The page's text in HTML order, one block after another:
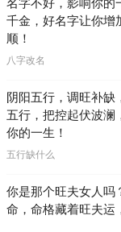
名字不好，影响你的
千金，好名字让你增
顺！
八字改名
阴阳五行，调旺补缺
五行，把控起伏波澜
你的一生！
五行缺什么
你是那个旺夫女人吗
命，命格藏着旺夫运